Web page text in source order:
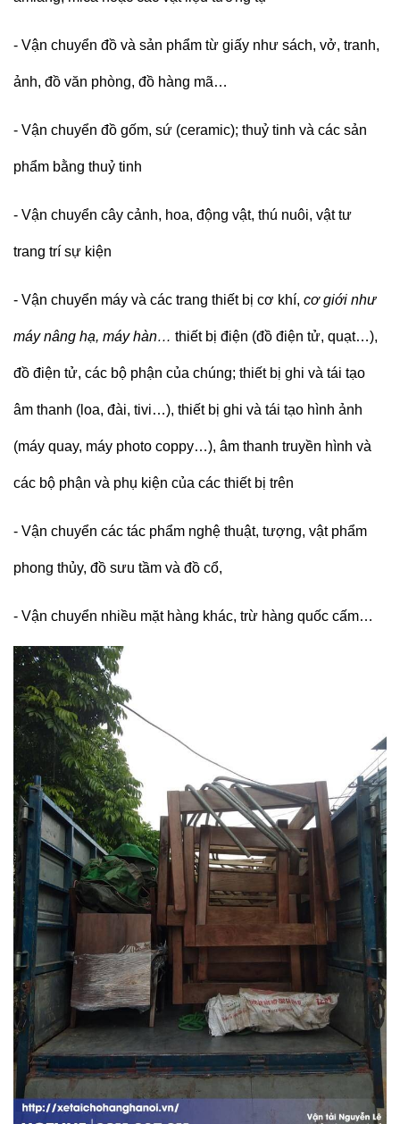
- Vận chuyển đồ và sản phẩm từ giấy như sách, vở, tranh,
ảnh, đồ văn phòng, đồ hàng mã…
- Vận chuyển đồ gốm, sứ (ceramic); thuỷ tinh và các sản
phẩm bằng thuỷ tinh
- Vận chuyển cây cảnh, hoa, động vật, thú nuôi, vật tư
trang trí sự kiện
- Vận chuyển máy và các trang thiết bị cơ khí, cơ giới như
máy nâng hạ, máy hàn… thiết bị điện (đồ điện tử, quạt…),
đồ điện tử, các bộ phận của chúng; thiết bị ghi và tái tạo
âm thanh (loa, đài, tivi…), thiết bị ghi và tái tạo hình ảnh
(máy quay, máy photo coppy…), âm thanh truyền hình và
các bộ phận và phụ kiện của các thiết bị trên
- Vận chuyển các tác phẩm nghệ thuật, tượng, vật phẩm
phong thủy, đồ sưu tầm và đồ cổ,
- Vận chuyển nhiều mặt hàng khác, trừ hàng quốc cấm…